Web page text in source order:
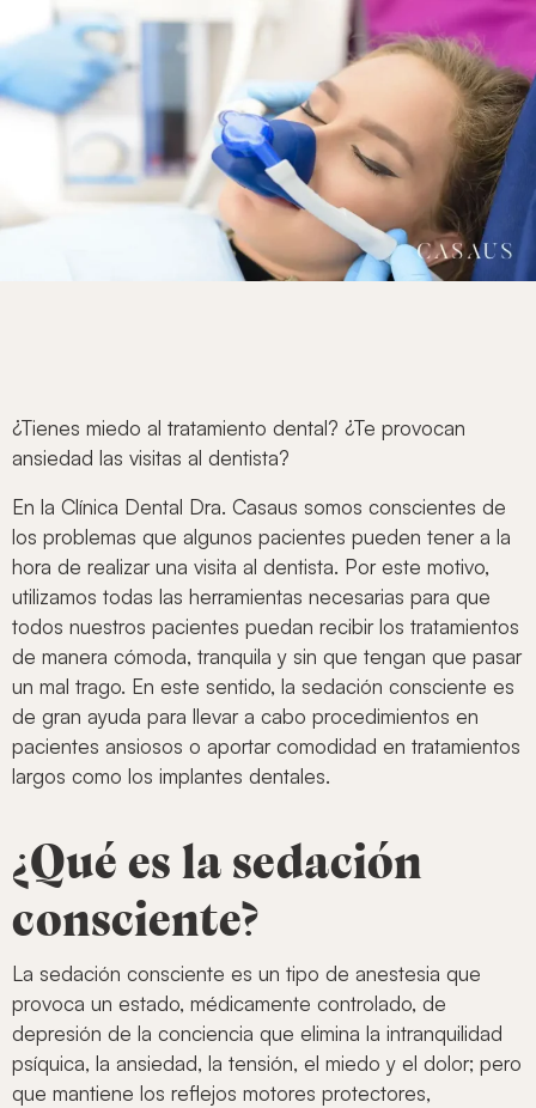
¿Tienes miedo al tratamiento dental? ¿Te provocan
ansiedad las visitas al dentista?
En la Clínica Dental Dra. Casaus somos conscientes de
los problemas que algunos pacientes pueden tener a la
hora de realizar una visita al dentista. Por este motivo,
utilizamos todas las herramientas necesarias para que
todos nuestros pacientes puedan recibir los tratamientos
de manera cómoda, tranquila y sin que tengan que pasar
un mal trago. En este sentido, la sedación consciente es
de gran ayuda para llevar a cabo procedimientos en
pacientes ansiosos o aportar comodidad en tratamientos
largos como los implantes dentales.
¿Qué es la sedación
consciente?
La sedación consciente es un tipo de anestesia que
provoca un estado, médicamente controlado, de
depresión de la conciencia que elimina la intranquilidad
psíquica, la ansiedad, la tensión, el miedo y el dolor; pero
que mantiene los reflejos motores protectores,